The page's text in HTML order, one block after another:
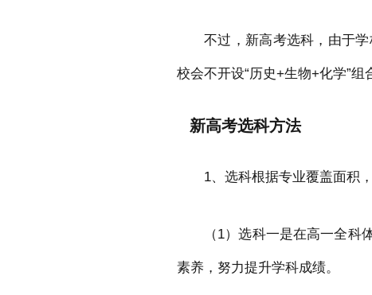
不过，新高考选科，由于
校会不开设“历史+生物+化学”
新高考选科方法
1、选科根据专业覆盖面积
（1）选科一是在高一全
素养，努力提升学科成绩。